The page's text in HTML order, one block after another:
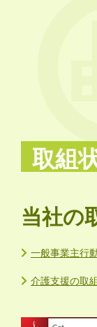
取組
当社の
一般事業主行
介護支援の取組